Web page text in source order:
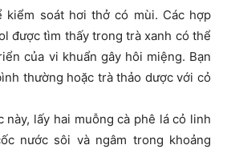
kiểm soát hơi thở có mùi. Các hợp
được tìm thấy trong trà xanh có thể
của vi khuẩn gây hôi miệng. Bạn
thường hoặc trà thảo dược với cỏ
này, lấy hai muỗng cà phê lá cỏ linh
nước sôi và ngâm trong khoảng